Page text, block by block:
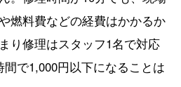
燃料費などの経費はかかるか
り修理はスタッフ1名で対応
で1,000円以下になることは